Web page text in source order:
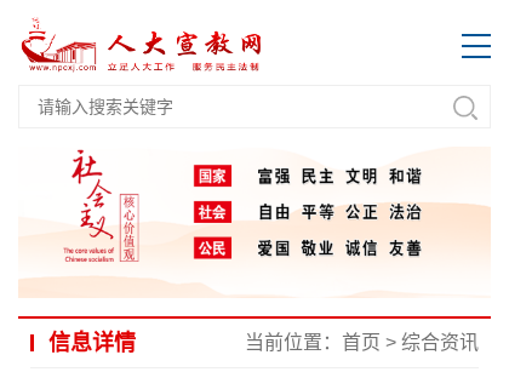
信息详情 当前位置： 首页 > 综合资讯